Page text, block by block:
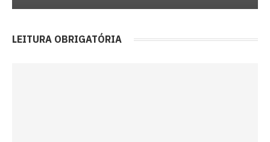
LEITURA OBRIGATÓRIA